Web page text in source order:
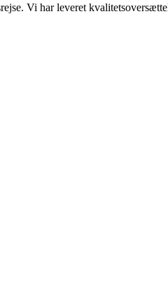
Vi har leveret